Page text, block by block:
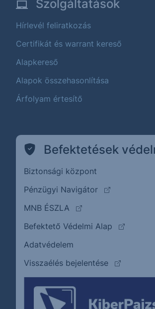
Szolgáltatások
Hírlevél feliratkozás
Certifikát és warrant kereső
Alapkereső
Alapok összehasonlítása
Árfolyam értesítő
Befektetések
Biztonsági központ
Pénzügyi Navigátor
(külső oldalra
MNB ÉSZLA
(külső oldalra ugrik)
Befektető Védelmi Alap
(külső
Adatvédelem
Visszaélés bejelentése
(külső